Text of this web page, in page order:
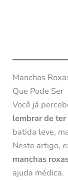
Manchas
Que Pode Ser
Você já
lembrar de
batida leve,
Neste artigo,
manchas
ajuda médica.